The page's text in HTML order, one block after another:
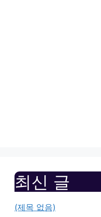
최신 글
(제목 없음)